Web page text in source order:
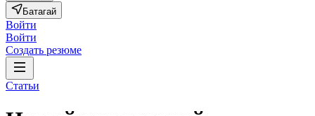
Батагай
Войти
Войти
Создать резюме
Статьи